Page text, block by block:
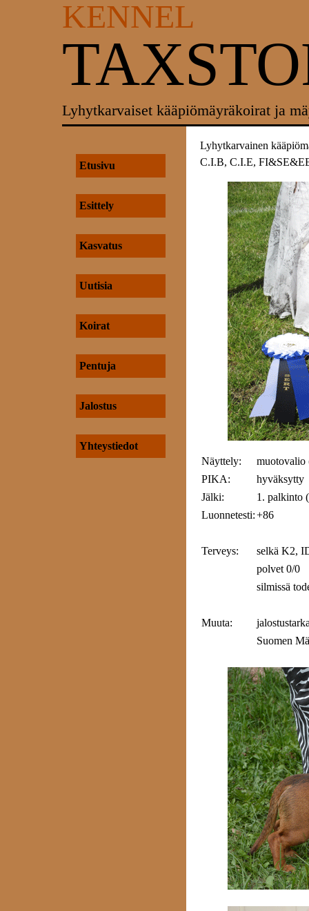
KENNEL
Lyhytkarvaiset kääpiömäyräkoirat ja
Etusivu
Esittely
Kasvatus
Uutisia
Koirat
Pentuja
Jalostus
Yhteystiedot
Lyhytkarvainen
C.I.B, C.I.E,
Näyttely:
PIKA:
hyväksytty
Jälki:
1. palkinto
Luonnetesti:+86
Terveys:
selkä K2,
polvet 0/0
silmissä
Muuta:
Suomen